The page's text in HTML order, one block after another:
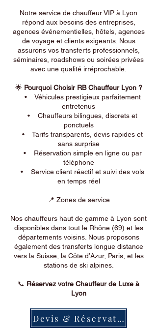
Notre service de chauffeur VIP à Lyon
répond aux besoins des entreprises,
agences événementielles, hôtels, agences
de voyage et clients exigeants. Nous
assurons vos transferts professionnels,
séminaires, roadshows ou soirées privées
avec une qualité irréprochable.
🌟 Pourquoi Choisir RB Chauffeur Lyon ?
• Véhicules prestigieux parfaitement
entretenus
• Chauffeurs bilingues, discrets et
ponctuels
• Tarifs transparents, devis rapides et
sans surprise
• Réservation simple en ligne ou par
téléphone
• Service client réactif et suivi des vols
en temps réel
📍 Zones de service
Nos chauffeurs haut de gamme à Lyon sont
disponibles dans tout le Rhône (69) et les
départements voisins. Nous proposons
également des transferts longue distance
vers la Suisse, la Côte d’Azur, Paris, et les
stations de ski alpines.
📞 Réservez votre Chauffeur de Luxe à
Lyon
Devis & Réservation